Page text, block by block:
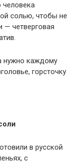
человека
солью, чтобы не
— четверговая
нужно каждому
горсточку
в русской
с